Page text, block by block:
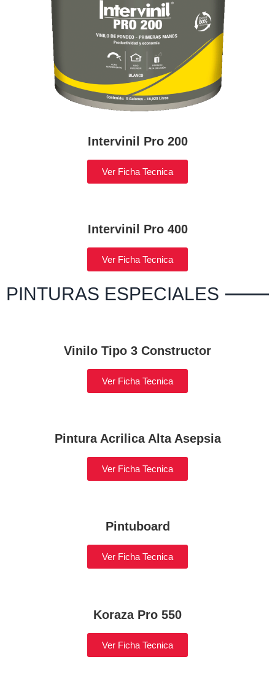
Intervinil Pro 200
Ver Ficha Tecnica
Intervinil Pro 400
Ver Ficha Tecnica
PINTURAS ESPECIALES
Vinilo Tipo 3 Constructor
Ver Ficha Tecnica
Pintura Acrilica Alta Asepsia
Ver Ficha Tecnica
Pintuboard
Ver Ficha Tecnica
Koraza Pro 550
Ver Ficha Tecnica